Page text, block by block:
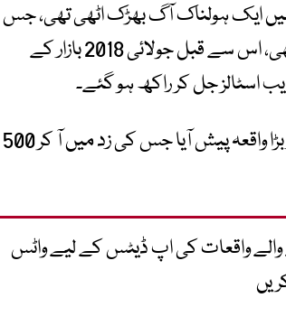
سستے بازار میں ایک ہولناک آگ بھڑک اٹھی تھی، جس
کی تحقیقات کے لیے 9 رکنی کمیٹی تشکیل دی گئی تھی، اس سے قبل جولائی 2018 بازار کے
اگست 2017میں بھی اس بازار میں آگ لگنے کا ایک اور بڑا واقعہ پیش آیا جس کی زد میں آ کر 500
والے واقعات کی اپ ڈیٹس کے لیے واٹس